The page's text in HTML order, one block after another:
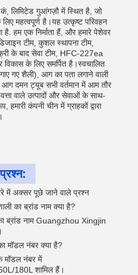
लिमिटेड गुआंगज़ौ में स्थित है, जो
महत्वपूर्ण है।यह उत्कृष्ट परिवहन
हम एक निर्माता हैं, और हमारे पेशेवर
टीम, कुशल स्थापना टीम,
के बाद सेवा टीम, HFC-227ea
के लिए समर्पित है।स्वचालित
गए शैली), आग का पता लगाने वाली
दमन ट्यूब सभी वर्तमान में आम तौर
वाले उत्पादों और सेवाओं के साथ-
हमारी कंपनी चीन में ग्राहकों द्वारा
में अक्सर पूछे जाने वाले प्रश्न
का ब्रांड नाम क्या है?
ब्रांड नाम Guangzhou Xingjin
मॉडल नंबर क्या है?
मॉडल नंबर में
180L शामिल हैं।